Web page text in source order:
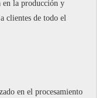
en la producción y
clientes de todo el
en el procesamiento